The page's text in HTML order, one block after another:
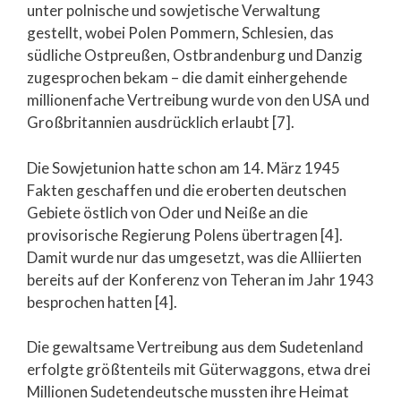
unter polnische und sowjetische Verwaltung
gestellt, wobei Polen Pommern, Schlesien, das
südliche Ostpreußen, Ostbrandenburg und Danzig
zugesprochen bekam – die damit einhergehende
millionenfache Vertreibung wurde von den USA und
Großbritannien ausdrücklich erlaubt [7].
Die Sowjetunion hatte schon am 14. März 1945
Fakten geschaffen und die eroberten deutschen
Gebiete östlich von Oder und Neiße an die
provisorische Regierung Polens übertragen [4].
Damit wurde nur das umgesetzt, was die Alliierten
bereits auf der Konferenz von Teheran im Jahr 1943
besprochen hatten [4].
Die gewaltsame Vertreibung aus dem Sudetenland
erfolgte größtenteils mit Güterwaggons, etwa drei
Millionen Sudetendeutsche mussten ihre Heimat